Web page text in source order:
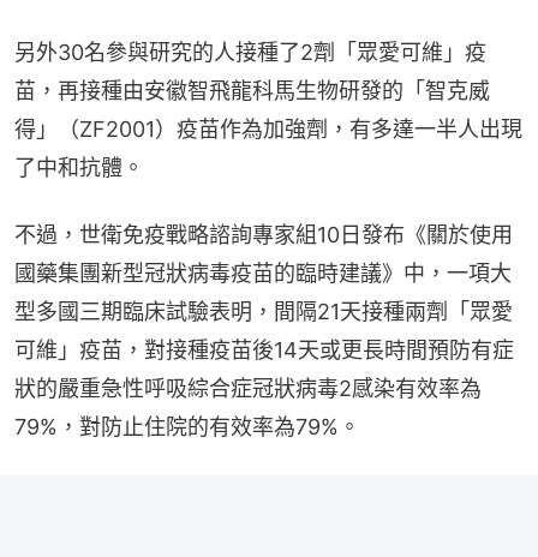
另外30名參與研究的人接種了2劑「眾愛可維」疫
苗，再接種由安徽智飛龍科馬生物研發的「智克威
得」（ZF2001）疫苗作為加強劑，有多達一半人出現
了中和抗體。
不過，世衛免疫戰略諮詢專家組10日發布《關於使用
國藥集團新型冠狀病毒疫苗的臨時建議》中，一項大
型多國三期臨床試驗表明，間隔21天接種兩劑「眾愛
可維」疫苗，對接種疫苗後14天或更長時間預防有症
狀的嚴重急性呼吸綜合症冠狀病毒2感染有效率為
79%，對防止住院的有效率為79%。